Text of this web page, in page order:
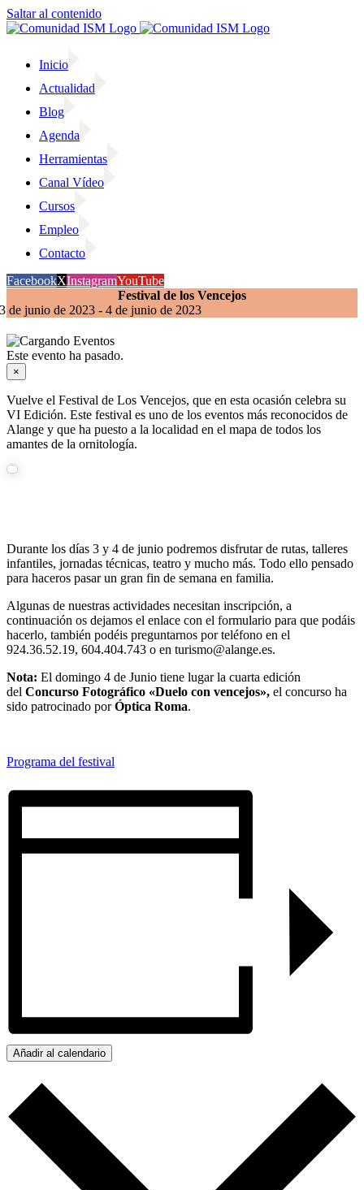
Saltar al contenido
Inicio
Actualidad
Blog
Agenda
Herramientas
Canal Vídeo
Cursos
Empleo
Contacto
FacebookXInstagramYouTube
Festival de los Vencejos
3 de junio de 2023 -4 de junio de 2023
Este evento ha pasado.
×
Vuelve el Festival de Los Vencejos, que en esta ocasión celebra su
VI Edición. Este festival es uno de los eventos más reconocidos de
Alange y que ha puesto a la localidad en el mapa de todos los
amantes de la ornitología.
Durante los días 3 y 4 de junio podremos disfrutar de rutas, talleres
infantiles, jornadas técnicas, teatro y mucho más. Todo ello pensado
para haceros pasar un gran fin de semana en familia.
Algunas de nuestras actividades necesitan inscripción, a
continuación os dejamos el enlace con el formulario para que podáis
hacerlo, también podéis preguntarnos por teléfono en el
924.36.52.19, 604.404.743 o en turismo@alange.es.
Nota: El domingo 4 de Junio tiene lugar la cuarta edición
del Concurso Fotográfico «Duelo con vencejos», el concurso ha
sido patrocinado porÓptica Roma.
Programa del festival
Añadir al calendario